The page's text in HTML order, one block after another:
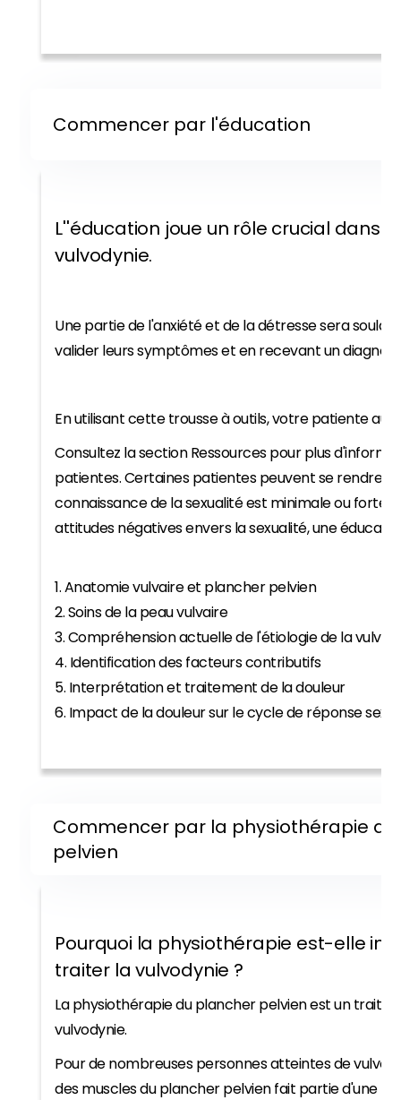
Commencer par l'éducation
L''éducation joue un rôle crucial dans
vulvodynie.
Une partie de l'anxiété et de la détresse sera
valider leurs symptômes et en recevant un
En utilisant cette trousse à outils, votre patiente
Consultez la section Ressources pour plus
patientes. Certaines patientes peuvent se rendre
connaissance de la sexualité est minimale ou
attitudes négatives envers la sexualité, une
1. Anatomie vulvaire et plancher pelvien
2. Soins de la peau vulvaire
3. Compréhension actuelle de l'étiologie de la
4. Identification des facteurs contributifs
5. Interprétation et traitement de la douleur
6. Impact de la douleur sur le cycle de réponse
Commencer par la physiothérapie
pelvien
Pourquoi la physiothérapie est-elle
traiter la vulvodynie ?
La physiothérapie du plancher pelvien est un
vulvodynie.
Pour de nombreuses personnes atteintes de
des muscles du plancher pelvien fait partie d'une